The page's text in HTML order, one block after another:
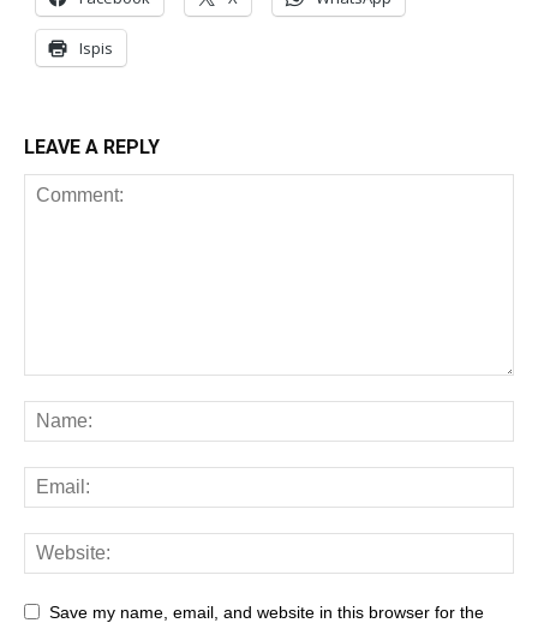
Ispis
LEAVE A REPLY
Save my name, email, and website in this browser for the